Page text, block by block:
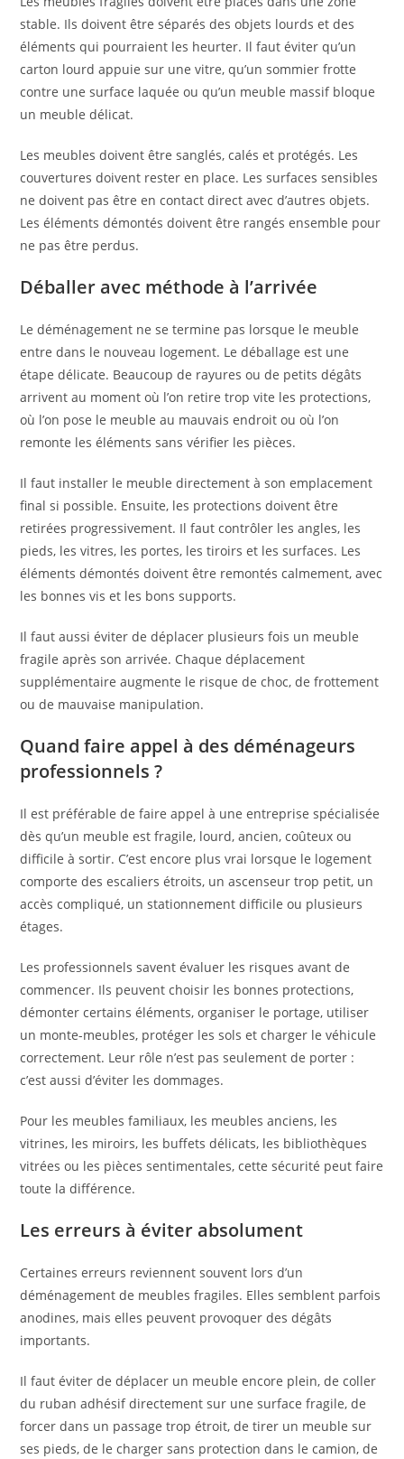
stable. Ils doivent être séparés des objets lourds et des
éléments qui pourraient les heurter. Il faut éviter qu’un
carton lourd appuie sur une vitre, qu’un sommier frotte
contre une surface laquée ou qu’un meuble massif bloque
un meuble délicat.
Les meubles doivent être sanglés, calés et protégés. Les
couvertures doivent rester en place. Les surfaces sensibles
ne doivent pas être en contact direct avec d’autres objets.
Les éléments démontés doivent être rangés ensemble pour
ne pas être perdus.
Déballer avec méthode à l’arrivée
Le déménagement ne se termine pas lorsque le meuble
entre dans le nouveau logement. Le déballage est une
étape délicate. Beaucoup de rayures ou de petits dégâts
arrivent au moment où l’on retire trop vite les protections,
où l’on pose le meuble au mauvais endroit ou où l’on
remonte les éléments sans vérifier les pièces.
Il faut installer le meuble directement à son emplacement
final si possible. Ensuite, les protections doivent être
retirées progressivement. Il faut contrôler les angles, les
pieds, les vitres, les portes, les tiroirs et les surfaces. Les
éléments démontés doivent être remontés calmement, avec
les bonnes vis et les bons supports.
Il faut aussi éviter de déplacer plusieurs fois un meuble
fragile après son arrivée. Chaque déplacement
supplémentaire augmente le risque de choc, de frottement
ou de mauvaise manipulation.
Quand faire appel à des déménageurs
professionnels ?
Il est préférable de faire appel à une entreprise spécialisée
dès qu’un meuble est fragile, lourd, ancien, coûteux ou
difficile à sortir. C’est encore plus vrai lorsque le logement
comporte des escaliers étroits, un ascenseur trop petit, un
accès compliqué, un stationnement difficile ou plusieurs
étages.
Les professionnels savent évaluer les risques avant de
commencer. Ils peuvent choisir les bonnes protections,
démonter certains éléments, organiser le portage, utiliser
un monte-meubles, protéger les sols et charger le véhicule
correctement. Leur rôle n’est pas seulement de porter :
c’est aussi d’éviter les dommages.
Pour les meubles familiaux, les meubles anciens, les
vitrines, les miroirs, les buffets délicats, les bibliothèques
vitrées ou les pièces sentimentales, cette sécurité peut faire
toute la différence.
Les erreurs à éviter absolument
Certaines erreurs reviennent souvent lors d’un
déménagement de meubles fragiles. Elles semblent parfois
anodines, mais elles peuvent provoquer des dégâts
importants.
Il faut éviter de déplacer un meuble encore plein, de coller
du ruban adhésif directement sur une surface fragile, de
forcer dans un passage trop étroit, de tirer un meuble sur
ses pieds, de le charger sans protection dans le camion, de